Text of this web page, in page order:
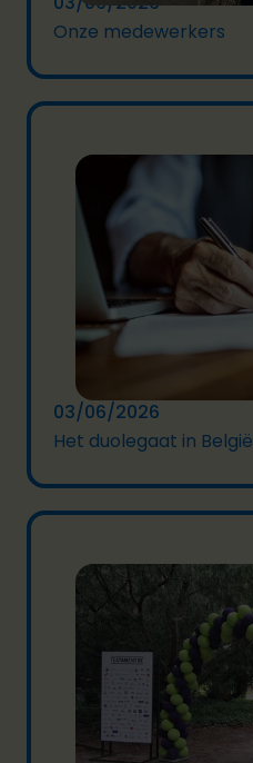
Onze medewerkers
03/06/2026
Het duolegaat in België